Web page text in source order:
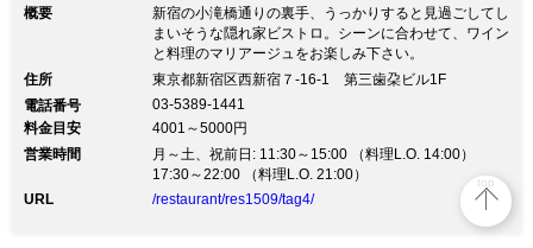
概要
新宿の小滝橋通りの裏手、うっかりすると見過ごしてし
まいそうな隠れ家ビストロ。シーンに合わせて、ワイン
と料理のマリアージュをお楽しみ下さい。
住所
東京都新宿区西新宿７-16-1 第三歯朶ビル1F
電話番号
03-5389-1441
料金目安
4001～5000円
営業時間
月～土、祝前日: 11:30～15:00 （料理L.O. 14:00）
17:30～22:00 （料理L.O. 21:00）
URL
/restaurant/res1509/tag4/
top